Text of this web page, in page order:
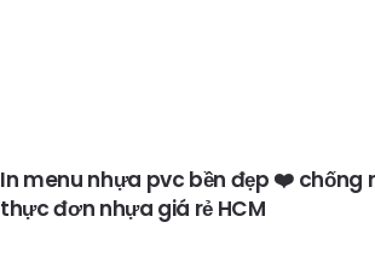
In menu nhựa pvc bền đẹp ❤️
thực đơn nhựa giá rẻ HCM